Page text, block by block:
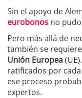
Sin el apoyo de
eurobonos no
Pero más allá de
también se
Unión Europea
ratificados por
ese proceso
expertos.